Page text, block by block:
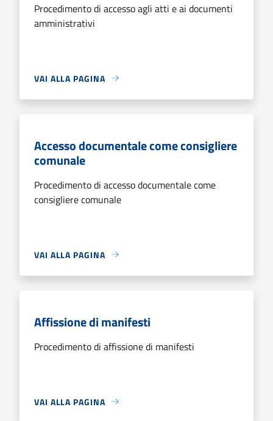
Procedimento di accesso agli atti e ai documenti
amministrativi
VAI ALLA PAGINA
Accesso documentale come consigliere
comunale
Procedimento di accesso documentale come
consigliere comunale
VAI ALLA PAGINA
Affissione di manifesti
Procedimento di affissione di manifesti
VAI ALLA PAGINA